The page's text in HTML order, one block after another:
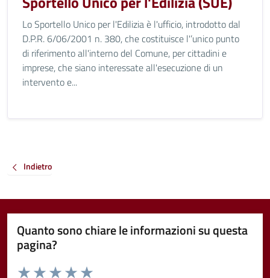
Lo Sportello Unico per l'Edilizia è l'ufficio, introdotto dal
D.P.R. 6/06/2001 n. 380, che costituisce l'’unico punto
di riferimento all'interno del Comune, per cittadini e
imprese, che siano interessate all'esecuzione di un
intervento e...
Indietro
Quanto sono chiare le informazioni su questa
pagina?
Valuta da 1 a 5 stelle la pagina